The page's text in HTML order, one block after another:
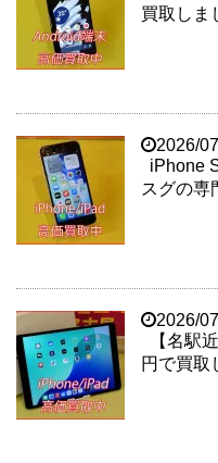
買取しま
2026/
iPhone
スグの専
2026/
【名駅
円で買取